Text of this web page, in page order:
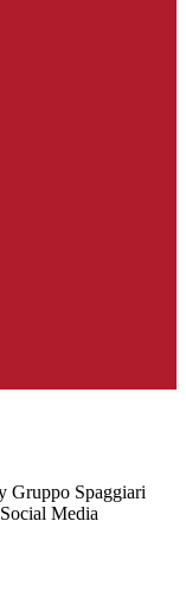
Gruppo Spaggiari
Media